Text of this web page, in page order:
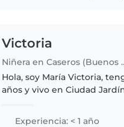
Victoria
Niñera en
Hola, soy María Victoria,
años y vivo en Ciudad
paciente y de confianza.
Experiencia: < 1 año